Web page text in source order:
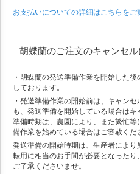
お支払いについての詳細はこちらをご
胡蝶蘭のご注文のキャンセ
・胡蝶蘭の発送準備作業を開始した
しております。
・発送準備作業の開始前は、キャン
も、発送準備を開始している場合は
準備時期は、農園により、また繁忙
備作業を始めている場合はご容赦くだ
発送準備の開始時期は、生産者によ
転用に相当のお手間が必要となったり
ご了承くださいませ。